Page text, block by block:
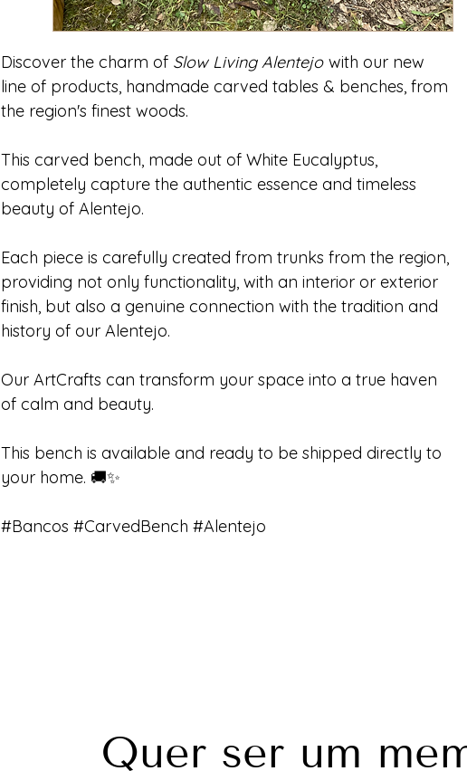
Discover the charm of Slow Living Alentejo with our new
line of products, handmade carved tables & benches, from
the region's finest woods.
This carved bench, made out of White Eucalyptus,
completely capture the authentic essence and timeless
beauty of Alentejo.
Each piece is carefully created from trunks from the region,
providing not only functionality, with an interior or exterior
finish, but also a genuine connection with the tradition and
history of our Alentejo.
Our ArtCrafts can transform your space into a true haven
of calm and beauty.
This bench is available and ready to be shipped directly to
your home. 🚚✨
#Bancos #CarvedBench #Alentejo
Quer ser um